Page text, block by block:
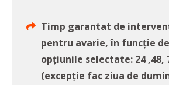
Timp garantat de
pentru avarie, în funcție de
opțiunile selectate: 24 ,48,
(excepție fac ziua de